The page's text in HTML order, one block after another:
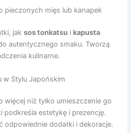
pieczonych mięs lub kanapek
jaksos tonkatsu i kapusta
autentycznego smaku. Tworzą
kulinarne.
w Stylu Japońskim
więcej niż tylko umieszczenie go
podkreśla estetykę i prezencję.
odpowiednie dodatki i dekoracje.